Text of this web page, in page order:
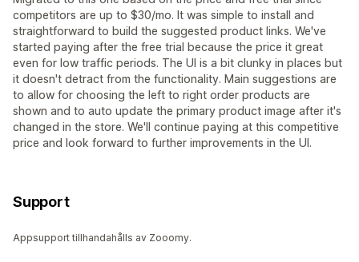
competitors are up to $30/mo. It was simple to install and
straightforward to build the suggested product links. We've
started paying after the free trial because the price it great
even for low traffic periods. The UI is a bit clunky in places but
it doesn't detract from the functionality. Main suggestions are
to allow for choosing the left to right order products are
shown and to auto update the primary product image after it's
changed in the store. We'll continue paying at this competitive
price and look forward to further improvements in the UI.
Support
Appsupport tillhandahålls av Zooomy.